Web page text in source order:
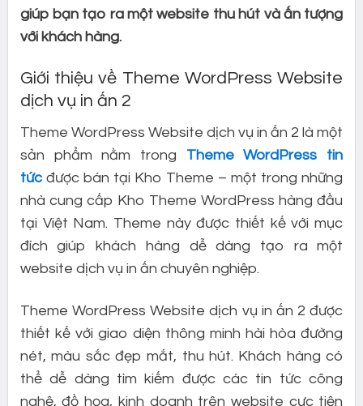
giúp bạn tạo ra một website thu hút và ấn tượng
với khách hàng.
Giới thiệu về Theme WordPress Website
dịch vụ in ấn 2
Theme WordPress Website dịch vụ in ấn 2 là một
sản phẩm nằm trong Theme WordPress tin
tức được bán tại Kho Theme – một trong những
nhà cung cấp Kho Theme WordPress hàng đầu
tại Việt Nam. Theme này được thiết kế với mục
đích giúp khách hàng dễ dàng tạo ra một
website dịch vụ in ấn chuyên nghiệp.
Theme WordPress Website dịch vụ in ấn 2 được
thiết kế với giao diện thông minh hài hòa đường
nét, màu sắc đẹp mắt, thu hút. Khách hàng có
thể dễ dàng tìm kiếm được các tin tức công
nghệ, đồ họa, kinh doanh trên website cực tiện